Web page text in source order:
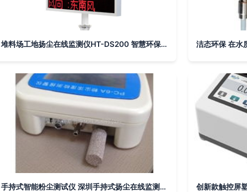
堆料场工地扬尘在线监测仪HT-DS200 智慧环保的精准守护者
手持式智能粉尘测试仪 深圳手持式扬尘在线监测仪厂家的创新应用